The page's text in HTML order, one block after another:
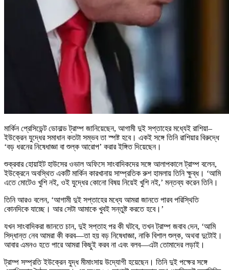
মার্কিন প্রেসিডেন্ট ডোনাল্ড ট্রাম্প জানিয়েছেন, আগামী দুই সপ্তাহের মধ্যেই রাশিয়া–
ইউক্রেন যুদ্ধের সমাধান কতটা সম্ভব তা স্পষ্ট হবে। একই সঙ্গে তিনি রাশিয়ার বিরুদ্ধে
‘বড় ধরনের নিষেধাজ্ঞা বা শুল্ক আরোপ’ করার ইঙ্গিত দিয়েছেন।
শুক্রবার হোয়াইট হাউসের ওভাল অফিসে সাংবাদিকদের সঙ্গে আলাপকালে ট্রাম্প বলেন,
ইউক্রেনে অবস্থিত একটি মার্কিন কারখানায় সাম্প্রতিক রুশ হামলায় তিনি ক্ষুব্ধ। ‘আমি
এতে মোটেও খুশি নই, ওই যুদ্ধের কোনো বিষয় নিয়েই খুশি নই,’ মন্তব্য করেন তিনি।
তিনি আরও বলেন, ‘আগামী দুই সপ্তাহের মধ্যে আমরা জানতে পারব পরিস্থিতি
কোনদিকে যাচ্ছে। আর সেটা আমাকে খুবই সন্তুষ্ট করতে হবে।’
যখন সাংবাদিকরা জানতে চান, দুই সপ্তাহ পর কী ঘটবে, তখন ট্রাম্প জবাব দেন, ‘আমি
সিদ্ধান্ত নেব আমরা কী করব—তা হয় বড় নিষেধাজ্ঞা, নাকি বিশাল শুল্ক, অথবা দুটোই।
আবার এমনও হতে পারে আমরা কিছুই করব না এবং বলব—এটা তোমাদের লড়াই।
ট্রাম্প সম্প্রতি ইউক্রেন যুদ্ধ মীমাংসায় উদ্যোগী হয়েছেন। তিনি দুই পক্ষের সঙ্গে